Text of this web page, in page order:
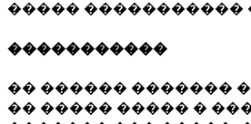
����� �����������
�����������
�� ������ �������
�� ����� ����� �